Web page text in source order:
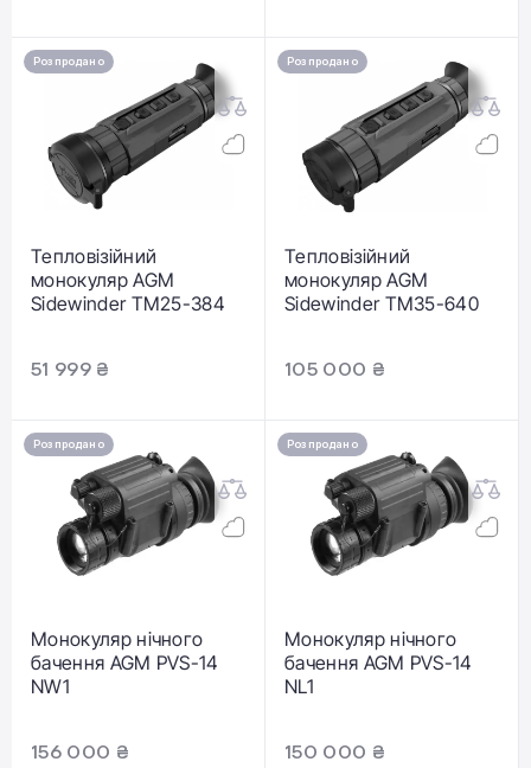
Розпродано
Тепловізійний
монокуляр AGM
Sidewinder TM25-384
51 999 ₴
Розпродано
Тепловізійний
монокуляр AGM
Sidewinder TM35-640
105 000 ₴
Розпродано
Монокуляр нічного
бачення AGM PVS-14
NW1
156 000 ₴
Розпродано
Монокуляр нічного
бачення AGM PVS-14
NL1
150 000 ₴